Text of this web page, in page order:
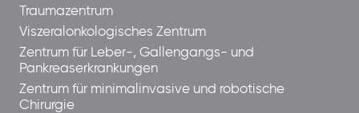
Traumazentrum
Viszeralonkologisches Zentrum
Zentrum für Leber-, Gallengangs- und
Pankreaserkrankungen
Zentrum für minimalinvasive und robotische
Chirurgie